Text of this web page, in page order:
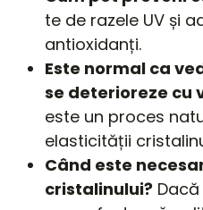
te de razele UV și
antioxidanți.
Este normal ca
se deterioreze cu
este un proces
elasticității
Când este
cristalinului?